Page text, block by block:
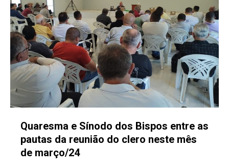
Quaresma e Sínodo dos Bispos entre as
pautas da reunião do clero neste mês
de março/24